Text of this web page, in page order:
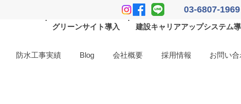
03-6807-1969
グリーンサイト導入 建設キャリアアップシステム
防水工事実績 Blog 会社概要 採用情報 お問い